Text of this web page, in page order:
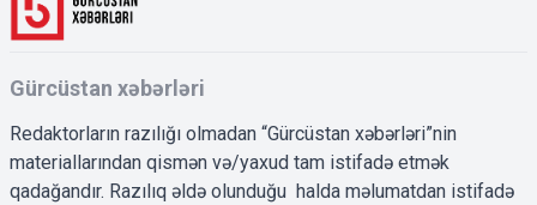
Gürcüstan xəbərləri
Redaktorların razılığı olmadan “Gürcüstan xəbərləri”nin
materiallarından qismən və/yaxud tam istifadə etmək
qadağandır. Razılıq əldə olunduğu halda məlumatdan istifadə